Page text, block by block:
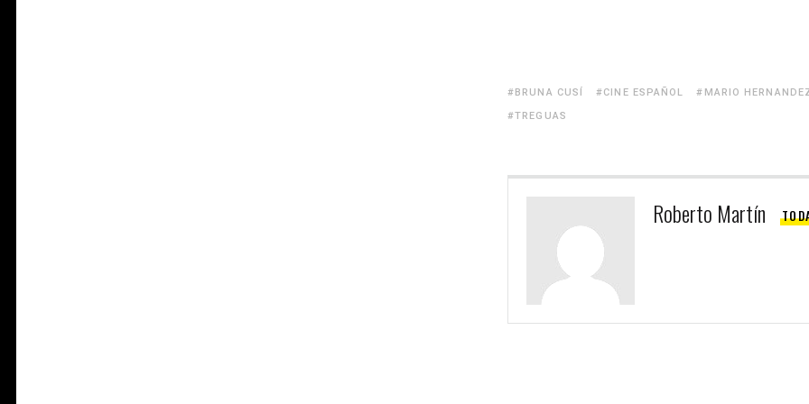
BRUNA CUSÍ CINE ESPAÑOL MARIO
TREGUAS
Roberto Martín